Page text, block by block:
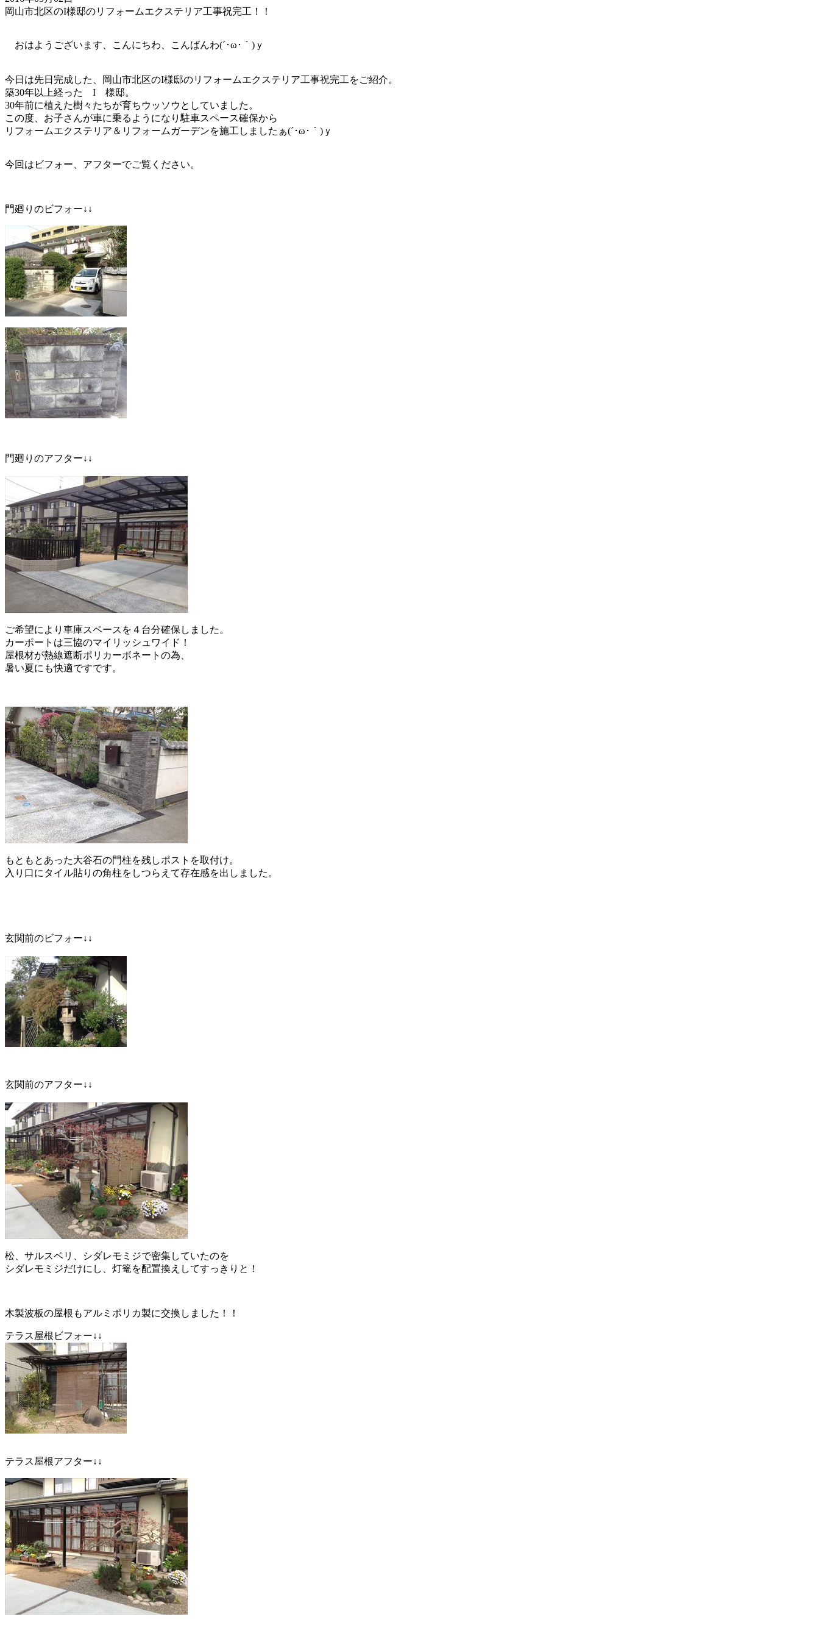
岡山市北区のI様邸のリフォームエクステリア工事祝完工！！
おはようございます、こんにちわ、こんばんわ(´･ω･｀)ｙ
今日は先日完成した、岡山市北区のI様邸のリフォームエクステリア工事祝完工をご紹介。
築30年以上経った I 様邸。
30年前に植えた樹々たちが育ちウッソウとしていました。
この度、お子さんが車に乗るようになり駐車スペース確保から
リフォームエクステリア＆リフォームガーデンを施工しましたぁ(´･ω･｀)ｙ
今回はビフォー、アフターでご覧ください。
門廻りのビフォー↓↓
門廻りのアフター↓↓
ご希望により車庫スペースを４台分確保しました。
カーポートは三協のマイリッシュワイド！
屋根材が熱線遮断ポリカーボネートの為、
暑い夏にも快適ですです。
もともとあった大谷石の門柱を残しポストを取付け。
入り口にタイル貼りの角柱をしつらえて存在感を出しました。
玄関前のビフォー↓↓
玄関前のアフター↓↓
松、サルスベリ、シダレモミジで密集していたのを
シダレモミジだけにし、灯篭を配置換えしてすっきりと！
木製波板の屋根もアルミポリカ製に交換しました！！
テラス屋根ビフォー↓↓
テラス屋根アフター↓↓